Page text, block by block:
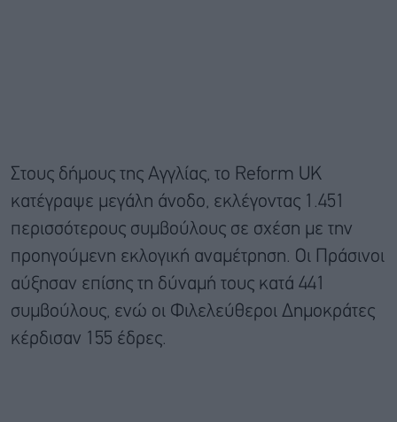
Στους δήμους της Αγγλίας, το Reform UK
κατέγραψε μεγάλη άνοδο, εκλέγοντας 1.451
περισσότερους συμβούλους σε σχέση με την
προηγούμενη εκλογική αναμέτρηση. Οι Πράσινοι
αύξησαν επίσης τη δύναμή τους κατά 441
συμβούλους, ενώ οι Φιλελεύθεροι Δημοκράτες
κέρδισαν 155 έδρες.